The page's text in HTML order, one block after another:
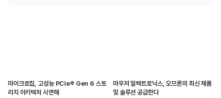
마이크로칩, 고성능 PCIe® Gen 6 스토
리지 아키텍처 시연해
마우저 일렉트로닉스, 오므론의 최신 제품
및 솔루션 공급한다